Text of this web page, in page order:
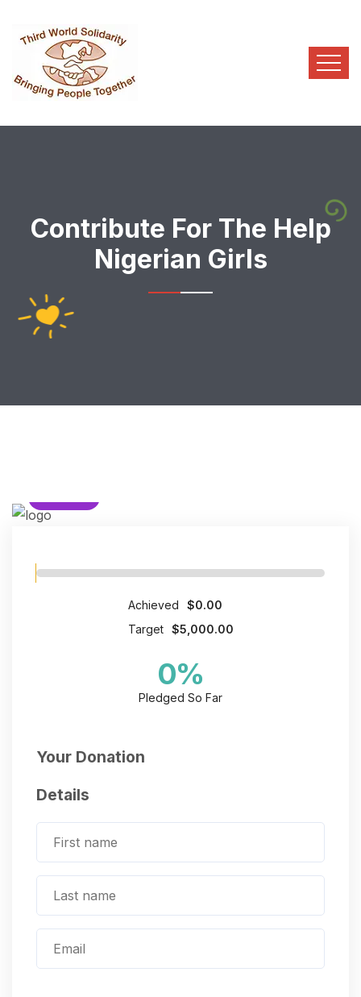
Contribute For The Help
Nigerian Girls
Achieved
$0.00
Target
$5,000.00
0%
Pledged So Far
Your Donation
Details